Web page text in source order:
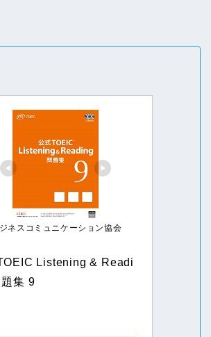
ネスコミュニケーション協会
Listening & Readi
集 9